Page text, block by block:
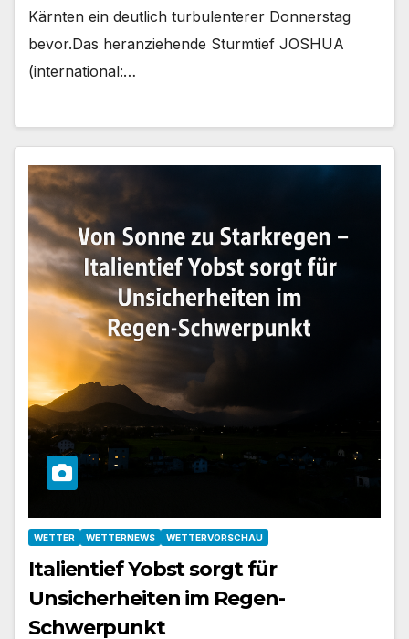
Kärnten ein deutlich turbulenterer Donnerstag
bevor.Das heranziehende Sturmtief JOSHUA
(international:…
WETTER WETTERNEWS WETTERVORSCHAU
Italientief Yobst sorgt für
Unsicherheiten im Regen-
Schwerpunkt